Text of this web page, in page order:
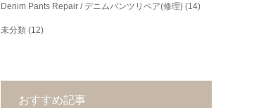
Denim Pants Repair / デニムパンツリペア(修理) (14)
未分類 (12)
おすすめ記事